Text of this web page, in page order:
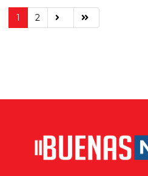
1 2